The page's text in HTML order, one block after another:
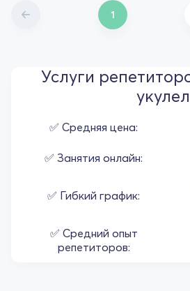
1
Услуги
✅ Средняя цена:
✅ Занятия онлайн:
✅ Гибкий график:
✅ Средний опыт
репетиторов: